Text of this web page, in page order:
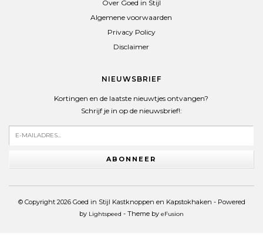
Over Goed in Stijl
Algemene voorwaarden
Privacy Policy
Disclaimer
NIEUWSBRIEF
Kortingen en de laatste nieuwtjes ontvangen?
Schrijf je in op de nieuwsbrief!:
ABONNEER
© Copyright 2026 Goed in Stijl Kastknoppen en Kapstokhaken - Powered
by Lightspeed - Theme by eFusion